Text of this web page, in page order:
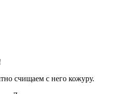
счищаем с него кожуру.